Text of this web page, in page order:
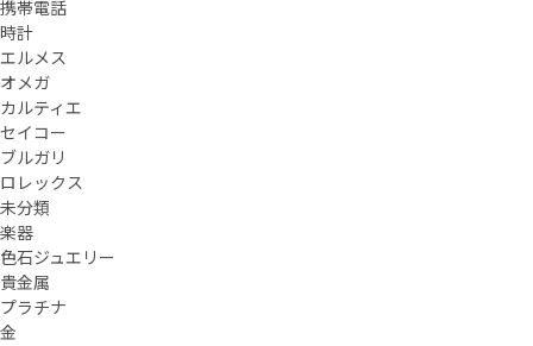
携帯電話
時計
エルメス
オメガ
カルティエ
セイコー
ブルガリ
ロレックス
未分類
楽器
色石ジュエリー
貴金属
プラチナ
金